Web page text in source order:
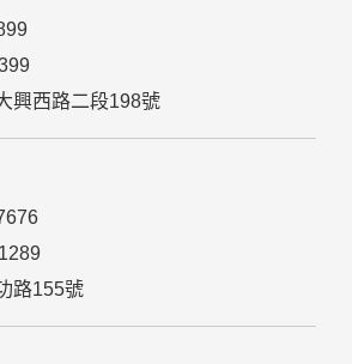
限於：
機構合作，基於公共利益為統計或學術
經過提供者處理或蒐集者依其揭露方式
。
反服務條款或可能損害或妨礙網站與其
了辨識、聯絡或採取法律行動所必要
集、處理或利用您的個人資料時，將對
督管理之責。
興西路二段198號
路155號